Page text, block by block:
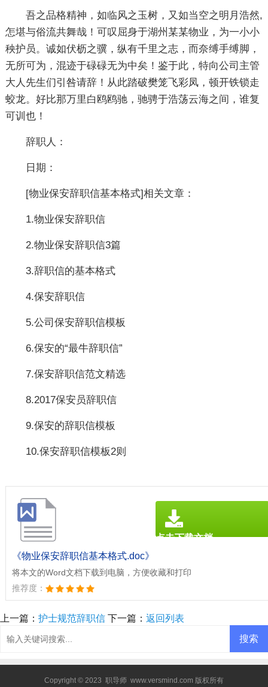
吾之品格精神，如临风之玉树，又如当空之明月浩然,
怎堪与俗流共舞哉！可叹屈身于湖州某某物业，为一小小
秧护员。诚如伏枥之骥，纵有千里之志，而奈缚手缚脚，
无所可为，混迹于碌碌无为中矣！鉴于此，特向公司主管
大人先生们引咎请辞！从此踏破樊笼飞彩凤，顿开铁锁走
蛟龙。好比那万里白鸥鸥驰，驰骋于浩荡云海之间，谁复
可训也！
辞职人：
日期：
[物业保安辞职信基本格式]相关文章：
1.物业保安辞职信
2.物业保安辞职信3篇
3.辞职信的基本格式
4.保安辞职信
5.公司保安辞职信模板
6.保安的“最牛辞职信”
7.保安辞职信范文精选
8.2017保安员辞职信
9.保安的辞职信模板
10.保安辞职信模板2则
《物业保安辞职信基本格式.doc》
将本文的Word文档下载到电脑，方便收藏和打印
推荐度：
点击下载文档
上一篇： 护士规范辞职信 下一篇： 返回列表
Copyright © 2023 职导师 www.versmind.com 版权所有